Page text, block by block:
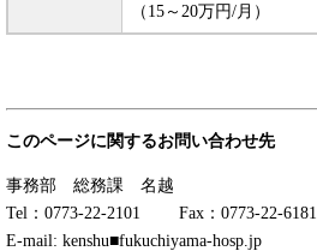
（15～20万円/月）
このページに関するお問い合わせ先
事務部 総務課 名越
Tel：0773-22-2101 Fax：0773-22-6181
E-mail: kenshu■fukuchiyama-hosp.jp